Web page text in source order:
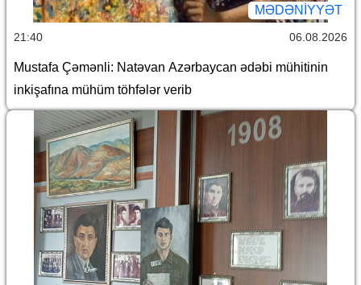
MƏDƏNIYYƏT
21:40 06.08.2026
Mustafa Çəmənli: Natəvan Azərbaycan ədəbi mühitinin
inkişafına mühüm töhfələr verib